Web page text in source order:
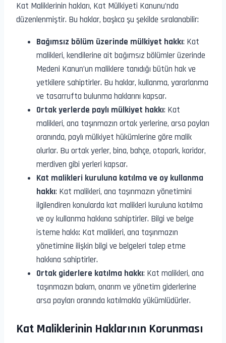
Kat Maliklerinin hakları, Kat Mülkiyeti Kanunu’nda
düzenlenmiştir. Bu haklar, başlıca şu şekilde sıralanabilir:
Bağımsız bölüm üzerinde mülkiyet hakkı: Kat
malikleri, kendilerine ait bağımsız bölümler üzerinde
Medeni Kanun’un maliklere tanıdığı bütün hak ve
yetkilere sahiptirler. Bu haklar, kullanma, yararlanma
ve tasarrufta bulunma haklarını kapsar.
Ortak yerlerde paylı mülkiyet hakkı: Kat
malikleri, ana taşınmazın ortak yerlerine, arsa payları
oranında, paylı mülkiyet hükümlerine göre malik
olurlar. Bu ortak yerler, bina, bahçe, otopark, koridor,
merdiven gibi yerleri kapsar.
Kat malikleri kuruluna katılma ve oy kullanma
hakkı: Kat malikleri, ana taşınmazın yönetimini
ilgilendiren konularda kat malikleri kuruluna katılma
ve oy kullanma hakkına sahiptirler. Bilgi ve belge
isteme hakkı: Kat malikleri, ana taşınmazın
yönetimine ilişkin bilgi ve belgeleri talep etme
hakkına sahiptirler.
Ortak giderlere katılma hakkı: Kat malikleri, ana
taşınmazın bakım, onarım ve yönetim giderlerine
arsa payları oranında katılmakla yükümlüdürler.
Kat Maliklerinin Haklarının Korunması